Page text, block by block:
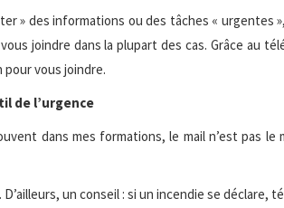
» des informations ou des tâches «
joindre dans la plupart des cas. Grâce au
vous joindre.
de l’urgence
dans mes formations, le mail n’est pas
un conseil : si un incendie se déclare,